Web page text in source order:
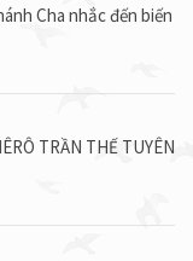
Cha nhắc đến biến
TRẦN THẾ TUYÊN